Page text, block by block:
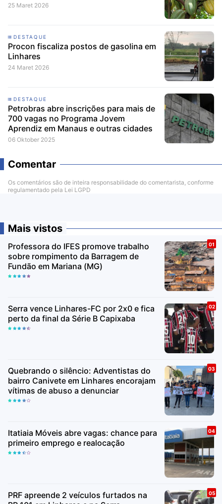
25 Maret 2026
DESTAQUE
Procon fiscaliza postos de gasolina em
Linhares
24 Maret 2026
DESTAQUE
Petrobras abre inscrições para mais de
700 vagas no Programa Jovem
Aprendiz em Manaus e outras cidades
06 Oktober 2025
Comentar
Os comentários são de inteira responsabilidade do comentarista, conforme
regulamentado pela Lei LGPD
Mais vistos
Professora do IFES promove trabalho
sobre rompimento da Barragem de
Fundão em Mariana (MG)
Serra vence Linhares-FC por 2x0 e fica
perto da final da Série B Capixaba
Quebrando o silêncio: Adventistas do
bairro Canivete em Linhares encorajam
vítimas de abuso a denunciar
Itatiaia Móveis abre vagas: chance para
primeiro emprego e realocação
PRF apreende 2 veículos furtados na